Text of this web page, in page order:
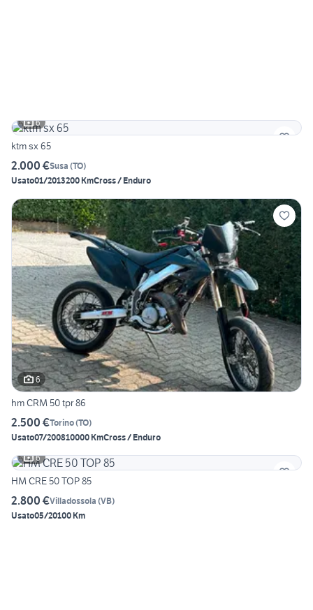
6
ktm sx 65
2.000 €Susa (TO)
Usato01/2013200 KmCross / Enduro
6
hm CRM 50 tpr 86
2.500 €Torino(TO)
Usato07/200810000 KmCross / Enduro
6
HM CRE 50 TOP 85
2.800 €Villadossola (VB)
Usato05/20100 Km